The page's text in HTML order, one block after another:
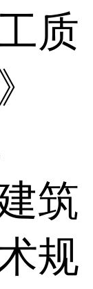
质
筑
规